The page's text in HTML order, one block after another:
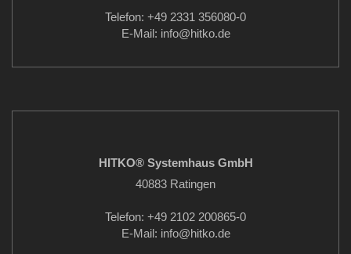
Telefon: +49 2331 356080-0
E-Mail: info@hitko.de
HITKO® Systemhaus GmbH
40883 Ratingen
Telefon: +49 2102 200865-0
E-Mail: info@hitko.de